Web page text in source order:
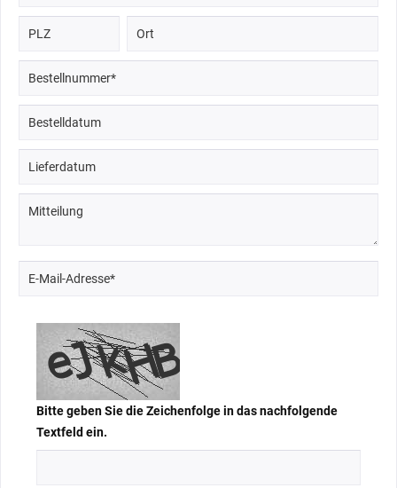
Bitte geben Sie die Zeichenfolge in das nachfolgende
Textfeld ein.